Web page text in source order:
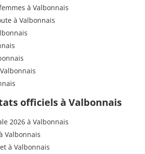
à Valbonnais
à Valbonnais
officiels à Valbonnais
2026 à Valbonnais
Valbonnais
à Valbonnais